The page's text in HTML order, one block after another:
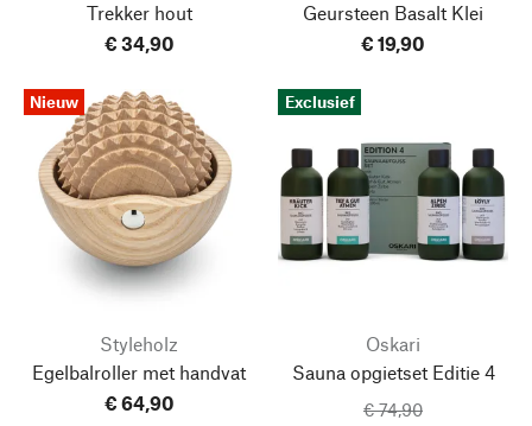
Trekker hout
€ 34,90
Geursteen Basalt Klei
€ 19,90
Nieuw
Styleholz
Egelbalroller met handvat
€ 64,90
Exclusief
Oskari
Sauna opgietset Editie 4
€ 74,90